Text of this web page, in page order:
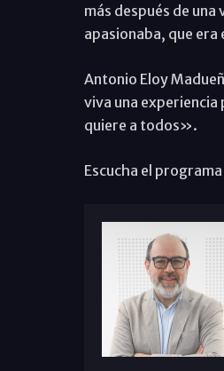
más después de
apasionaba, que
Antonio Eloy
viva una experiencia
quiere a todos».
Escucha el